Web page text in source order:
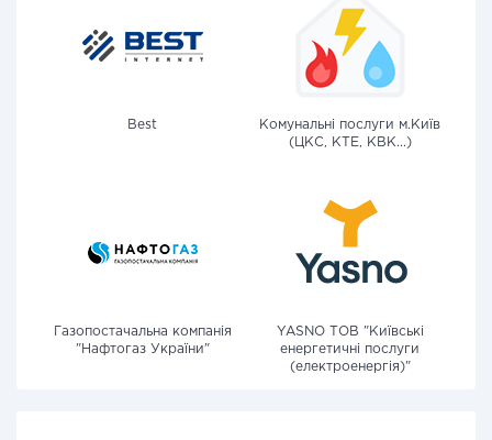
Best
Комунальні послуги м.Київ
(ЦКС, КТЕ, КВК...)
Газопостачальна компанія
"Нафтогаз України"
YASNO ТОВ "Київські
енергетичні послуги
(електроенергія)"